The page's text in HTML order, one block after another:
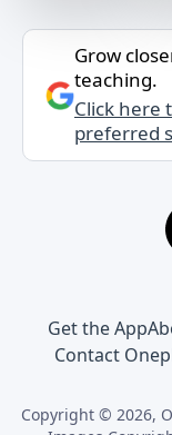
Grow
teaching.
Click here
preferred
Get the App
Contact
Copyright © 2026,